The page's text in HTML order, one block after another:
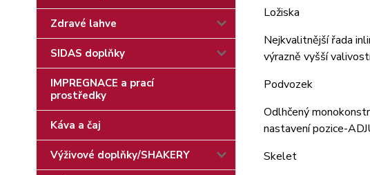
Zdravé lahve
SIDAS doplňky
IMPREGNACE a prací
prostředky
Káva a čaj
Výživové doplňky/SHAKERY
Ložiska
Nejkvalitnější řada
výrazně vyšší
Podvozek
Odlhčený
nastavení pozice-
Skelet